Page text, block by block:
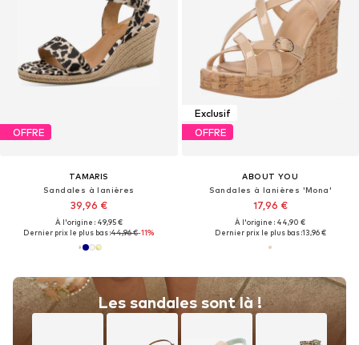
OFFRE
TAMARIS
Sandales à lanières
39,96 €
À l'origine : 49,95 €
Dernier prix le plus bas :44,96 €-11%
Les sandales sont là !
Exclusif
OFFRE
ABOUT YOU
Sandales à lanières 'Mona'
17,96 €
À l'origine : 44,90 €
Dernier prix le plus bas :13,96 €